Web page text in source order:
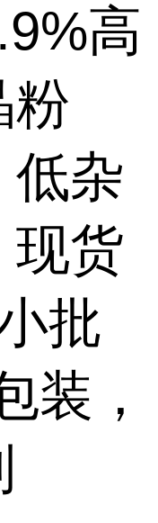
高
粉
低杂
现货
批
装，